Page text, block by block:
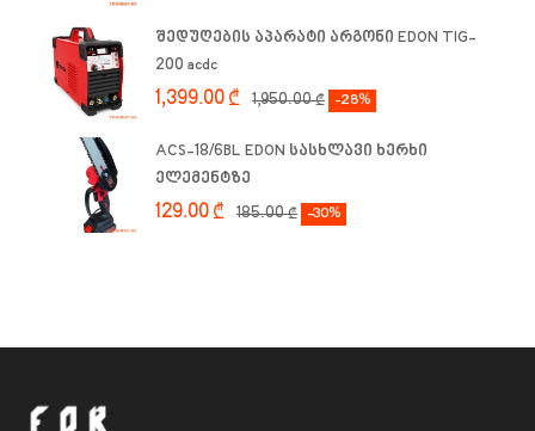
შედუღების აპარატი არგონი EDON TIG-
200 acdc
1,950.00₾
1,399.00₾ -28%
ACS-18/6BL EDON სასხლავი ხერხი
ელემენტზე
185.00₾
129.00₾ -30%